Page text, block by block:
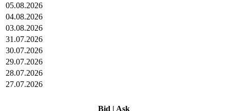
05.08.2026
04.08.2026
03.08.2026
31.07.2026
30.07.2026
29.07.2026
28.07.2026
27.07.2026
Bid | Ask